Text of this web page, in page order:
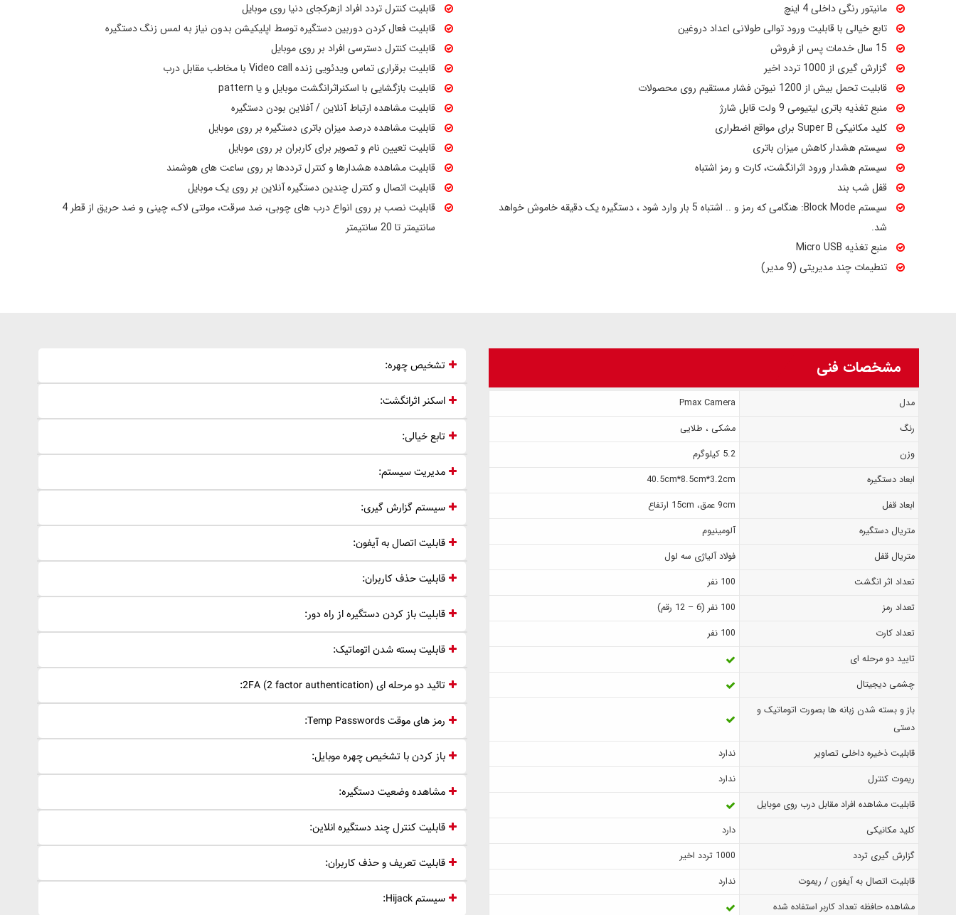
مانیتور رنگی داخلی 4 اینچ
تابع خیالی با قابلیت ورود توالی طولانی اعداد دروغین
15 سال خدمات پس از فروش
گزارش گیری از 1000 تردد اخیر
قابلیت تحمل بیش از 1200 نیوتن فشار مستقیم روی محصولات
منبع تغذیه باتری لیتیومی 9 ولت قابل شارژ
کلید مکانیکی Super B برای مواقع اضطراری
سیستم هشدار کاهش میزان باتری
سیستم هشدار ورود اثرانگشت، کارت و رمز اشتباه
قفل شب بند
سیستم Block Mode: هنگامی که رمز و .. اشتباه 5 بار وارد شود ، دستگیره یک دقیقه خاموش خواهد
شد.
منبع تغذیه Micro USB
تنطیمات چند مدیریتی (9 مدیر)
قابلیت کنترل تردد افراد ازهرکجای دنیا روی موبایل
قابلیت فعال کردن دوربین دستگیره توسط اپلیکیشن بدون نیاز به لمس زنگ دستگیره
قابلیت کنترل دسترسی افراد بر روی موبایل
قابلیت برقراری تماس ویدئویی زنده Video call با مخاطب مقابل درب
قابلیت بازگشایی با اسکنراثرانگشت موبایل و یا pattern
قابلیت مشاهده ارتباط آنلاین / آفلاین بودن دستگیره
قابلیت مشاهده درصد میزان باتری دستگیره بر روی موبایل
قابلیت تعیین نام و تصویر برای کاربران بر روی موبایل
قابلیت مشاهده هشدارها و کنترل ترددها بر روی ساعت های هوشمند
قابلیت اتصال و کنترل چندین دستگیره آنلاین بر روی یک موبایل
قابلیت نصب بر روی انواع درب های چوبی، ضد سرقت، مولتی لاک، چینی و ضد حریق از قطر 4
سانتیمتر تا 20 سانتیمتر
مشخصات فنی
مدل
Pmax Camera
رنگ
مشکی ، طلایی
وزن
5.2 کیلوگرم
ابعاد دستگیره
40.5cm*8.5cm*3.2cm
ابعاد قفل
9cm عمق، 15cm ارتفاع
متریال دستگیره
آلومینیوم
متریال قفل
فولاد آلیاژی سه لول
تعداد اثر انگشت
100 نفر
تعداد رمز
100 نفر (6 – 12 رقم)
تعداد کارت
100 نفر
تایید دو مرحله ای
چشمی دیجیتال
باز و بسته شدن زبانه ها بصورت اتوماتیک و
دستی
قابلیت ذخیره داخلی تصاویر
ندارد
ریموت کنترل
ندارد
قابلیت مشاهده افراد مقابل درب روی موبایل
کلید مکانیکی
دارد
گزارش‌ گیری تردد
1000 تردد اخیر
قابلیت اتصال به آیفون / ریموت
ندارد
مشاهده حافظه تعداد کاربر استفاده شده
تشخیص چهره:
اسکنر اثرانگشت:
تابع خیالی:
مدیریت سیستم:
سیستم گزارش گیری:
قابلیت اتصال به آیفون:
قابلیت حذف کاربران:
قابلیت باز کردن دستگیره از راه دور:
قابلیت بسته شدن اتوماتیک:
تائید دو مرحله ای 2FA (2 factor authentication):
رمز های موقت Temp Passwords:
باز کردن با تشخیص چهره موبایل:
مشاهده وضعیت دستگیره:
قابلیت کنترل چند دستگیره انلاین:
قابلیت تعریف و حذف کاربران:
سیستم Hijack: